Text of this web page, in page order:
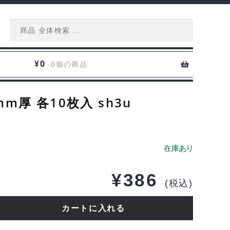
¥0 0個の商品
厚 各10枚入 sh3u
¥386 (税込)
カートに入れる